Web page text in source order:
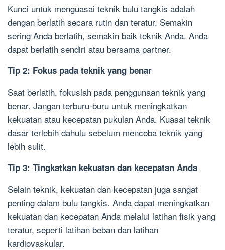
Kunci untuk menguasai teknik bulu tangkis adalah
dengan berlatih secara rutin dan teratur. Semakin
sering Anda berlatih, semakin baik teknik Anda. Anda
dapat berlatih sendiri atau bersama partner.
Tip 2: Fokus pada teknik yang benar
Saat berlatih, fokuslah pada penggunaan teknik yang
benar. Jangan terburu-buru untuk meningkatkan
kekuatan atau kecepatan pukulan Anda. Kuasai teknik
dasar terlebih dahulu sebelum mencoba teknik yang
lebih sulit.
Tip 3: Tingkatkan kekuatan dan kecepatan Anda
Selain teknik, kekuatan dan kecepatan juga sangat
penting dalam bulu tangkis. Anda dapat meningkatkan
kekuatan dan kecepatan Anda melalui latihan fisik yang
teratur, seperti latihan beban dan latihan
kardiovaskular.